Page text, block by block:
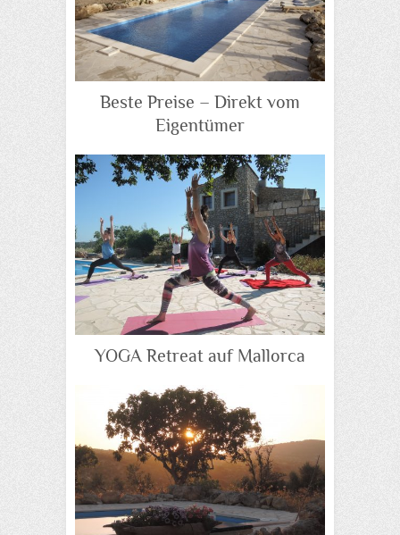
Beste Preise – Direkt vom
Eigentümer
YOGA Retreat auf Mallorca